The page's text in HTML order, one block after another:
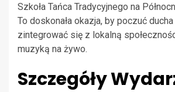
Szkoła Tańca Tradycyjnego na
To doskonała okazja, by poczuć
zintegrować się z lokalną
muzyką na żywo.
Szczegóły